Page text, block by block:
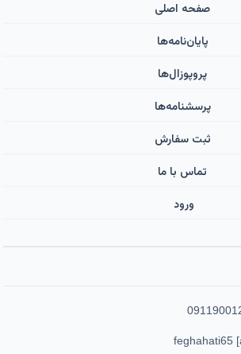
صفحه اصلی
پایان‌نامه‌ها
پروپوزال‌ها
پرسشنامه‌ها
ثبت سفارش
تماس با ما
ورود ‌